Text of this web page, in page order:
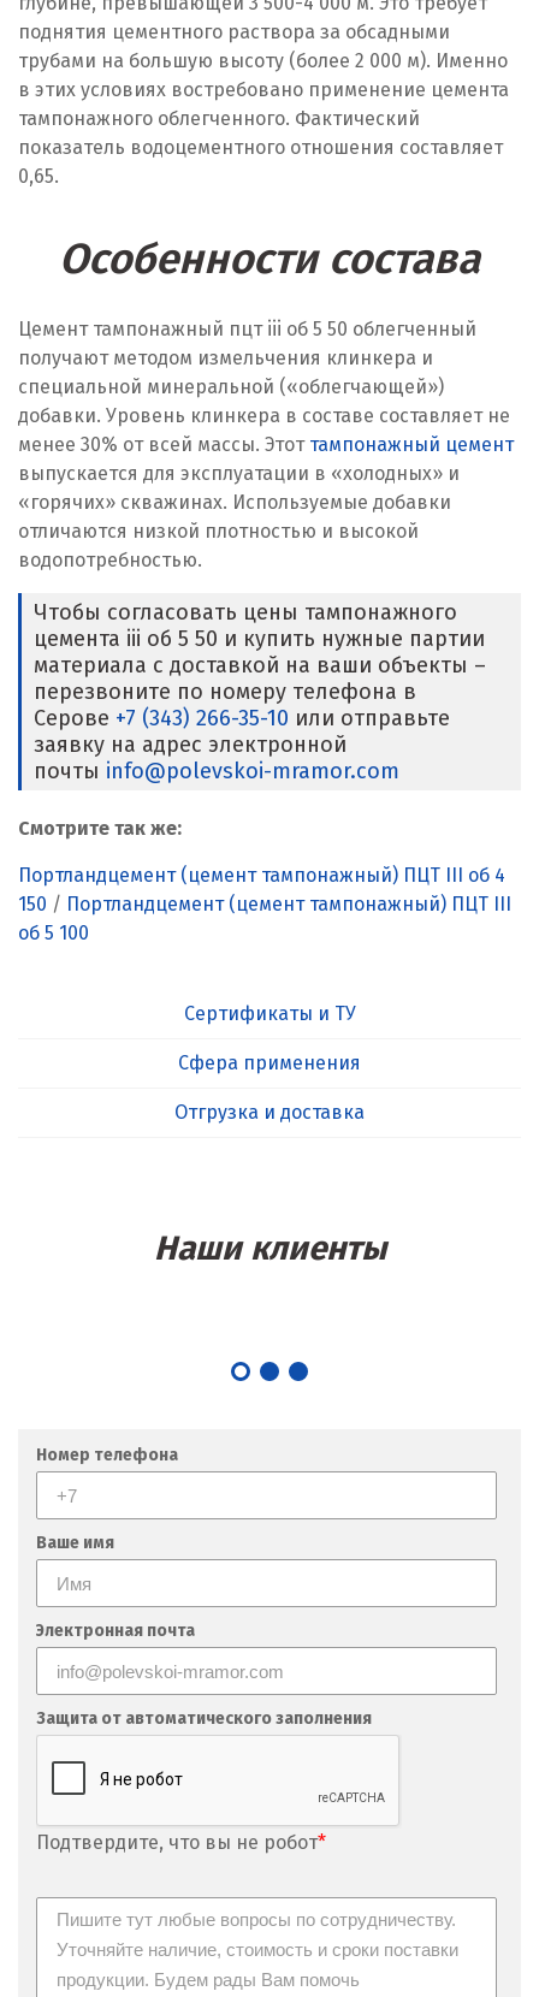
поднятия цементного раствора за обсадными
трубами на большую высоту (более 2 000 м). Именно
в этих условиях востребовано применение цемента
тампонажного облегченного. Фактический
показатель водоцементного отношения составляет
0,65.
Особенности состава
Цемент тампонажный пцт iii об 5 50 облегченный
получают методом измельчения клинкера и
специальной минеральной («облегчающей»)
добавки. Уровень клинкера в составе составляет не
менее 30% от всей массы. Этот тампонажный цемент
выпускается для эксплуатации в «холодных» и
«горячих» скважинах. Используемые добавки
отличаются низкой плотностью и высокой
водопотребностью.
Чтобы согласовать цены тампонажного
цемента iii об 5 50 и купить нужные партии
материала с доставкой на ваши объекты –
перезвоните по номеру телефона в
Серове +7 (343) 266-35-10 или отправьте
заявку на адрес электронной
почты info@polevskoi-mramor.com
Смотрите так же:
Портландцемент (цемент тампонажный) ПЦТ III об 4
150 / Портландцемент (цемент тампонажный) ПЦТ III
об 5 100
Сертификаты и ТУ
Сфера применения
Отгрузка и доставка
Наши клиенты
Номер телефона
Ваше имя
Электронная почта
Защита от автоматического заполнения
Подтвердите, что вы не робот*